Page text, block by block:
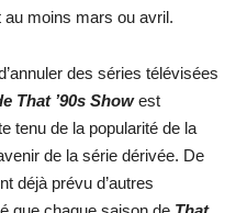
moins mars ou avril.
des séries télévisées
That ’90s Showest
tenu de la popularité de la
de la série dérivée. De
déjà prévu d’autres